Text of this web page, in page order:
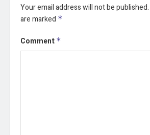
Your email address will not be published.
are marked *
Comment *